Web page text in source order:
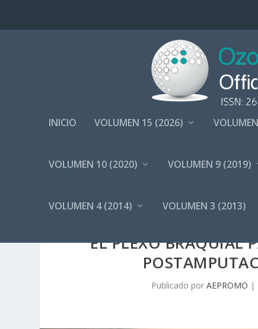
INICIO VOLUMEN 15 (2026)
VOLUMEN 10 (2020) VOLUMEN 9 (2019)
VOLUMEN 4 (2014) VOLUMEN 3 (2013)
EL PLEXO BRAQUIAL
Publicado porAEPROMO |